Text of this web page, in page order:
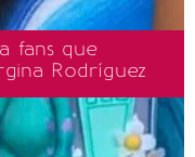
fans que
Rodríguez